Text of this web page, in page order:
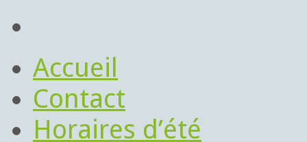
Accueil
Contact
Horaires d’été